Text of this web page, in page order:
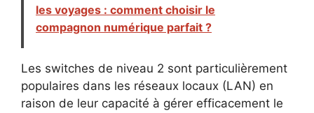
les voyages : comment choisir le
compagnon numérique parfait ?
Les switches de niveau 2 sont particulièrement
populaires dans les réseaux locaux (LAN) en
raison de leur capacité à gérer efficacement le